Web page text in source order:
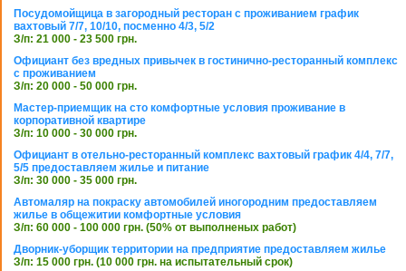
Посудомойщица в загородный ресторан с проживанием график
вахтовый 7/7, 10/10, посменно 4/3, 5/2
З/п: 21 000 - 23 500 грн.
Официант без вредных привычек в гостинично-ресторанный комплекс
с проживанием
З/п: 20 000 - 50 000 грн.
Мастер-приемщик на сто комфортные условия проживание в
корпоративной квартире
З/п: 10 000 - 30 000 грн.
Официант в отельно-ресторанный комплекс вахтовый график 4/4, 7/7,
5/5 предоставляем жилье и питание
З/п: 30 000 - 35 000 грн.
Автомаляр на покраску автомобилей иногородним предоставляем
жилье в общежитии комфортные условия
З/п: 60 000 - 100 000 грн. (50% от выполненых работ)
Дворник-уборщик территории на предприятие предоставляем жилье
З/п: 15 000 грн. (10 000 грн. на испытательный срок)